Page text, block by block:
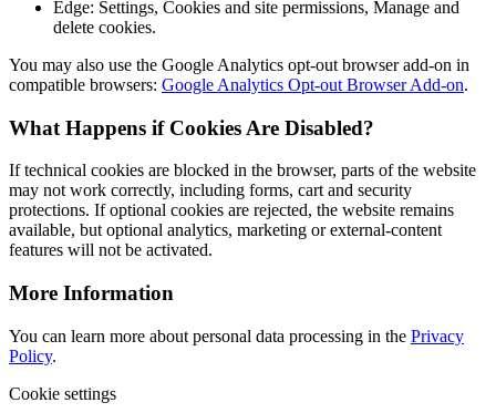
Edge: Settings, Cookies and site permissions, Manage and
delete cookies.
You may also use the Google Analytics opt-out browser add-on in
compatible browsers: Google Analytics Opt-out Browser Add-on.
What Happens if Cookies Are Disabled?
If technical cookies are blocked in the browser, parts of the website
may not work correctly, including forms, cart and security
protections. If optional cookies are rejected, the website remains
available, but optional analytics, marketing or external-content
features will not be activated.
More Information
You can learn more about personal data processing in the Privacy
Policy.
Cookie settings